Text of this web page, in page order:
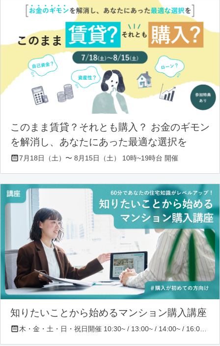
このまま賃貸？それとも購入？ お金のギモン
を解消し、あなたにあった最適な選択を
7月18日（土）〜 8月15日（土） 10時~19時台 開催
知りたいことから始めるマンション購入講座